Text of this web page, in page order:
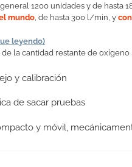
1200 unidades y de hasta
mundo , de hasta 300 l/min, y
leyendo)
la cantidad restante de
y calibración
de sacar pruebas
y móvil,